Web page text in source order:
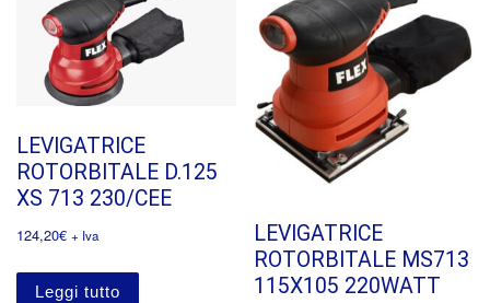
LEVIGATRICE
ROTORBITALE D.125
XS 713 230/CEE
124,20€ + Iva
Leggi tutto
LEVIGATRICE
ROTORBITALE MS713
115X105 220WATT